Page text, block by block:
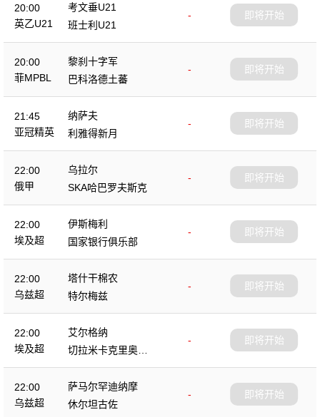
20:00
英乙U21
考文垂U21
-
班士利U21
即将开始
20:00
菲MPBL
黎刹十字军
-
巴科洛德土蕃
即将开始
21:45
亚冠精英
纳萨夫
-
利雅得新月
即将开始
22:00
俄甲
乌拉尔
-
SKA哈巴罗夫斯克
即将开始
22:00
埃及超
伊斯梅利
-
国家银行俱乐部
即将开始
22:00
乌兹超
塔什干棉农
-
特尔梅兹
即将开始
22:00
埃及超
艾尔格纳
-
切拉米卡克里奥帕
特拉
即将开始
22:00
乌兹超
萨马尔罕迪纳摩
-
休尔坦古佐
即将开始